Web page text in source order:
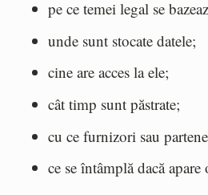
pe ce temei legal se
unde sunt stocate datele;
cine are acces la ele;
cât timp sunt păstrate;
cu ce furnizori sau
ce se întâmplă dacă apare